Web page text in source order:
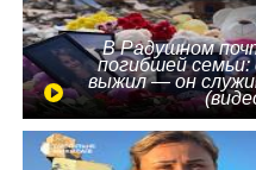
В Радушном
погибшей
выжил — он